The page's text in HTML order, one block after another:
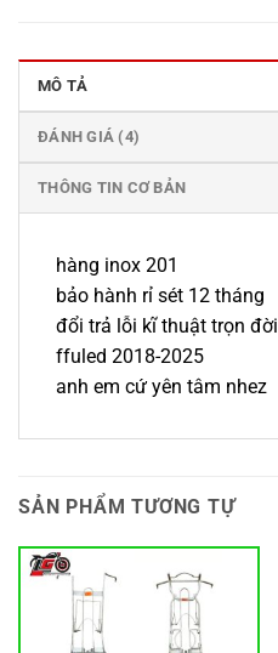
MÔ TẢ
ĐÁNH GIÁ (4)
THÔNG TIN CƠ BẢN
hàng inox 201
bảo hành rỉ sét 12 tháng
đổi trả lỗi kĩ thuật trọn đời
ffuled 2018-2025
anh em cứ yên tâm nhez
SẢN PHẨM TƯƠNG TỰ